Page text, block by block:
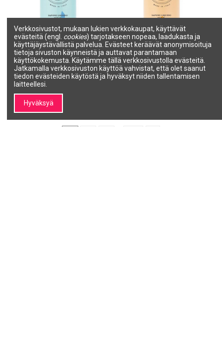
CARESSE Nestesaippua
(Talkki) 300ml
CARESSE
47687
4,20 €
Lisää ostoskoriin
CARESSE Nestesaippua
(Vanilja) 300ml
CARESSE
47685
Verkkosivustot, mukaan lukien verkkokaupat, käyttävät
evästeitä (engl. cookies) tarjotakseen nopeaa, laadukasta ja
käyttäjäystävällistä palvelua. Evästeet keräävät anonymisoituja
tietoja sivuston käynneistä ja auttavat parantamaan
käyttökokemusta. Käytämme tällä verkkosivustolla evästeitä.
Jatkamalla verkkosivuston käyttöä vahvistat, että olet saanut
tiedon evästeiden käytöstä ja hyväksyt niiden tallentamisen
laitteellesi.
Hyväksyä